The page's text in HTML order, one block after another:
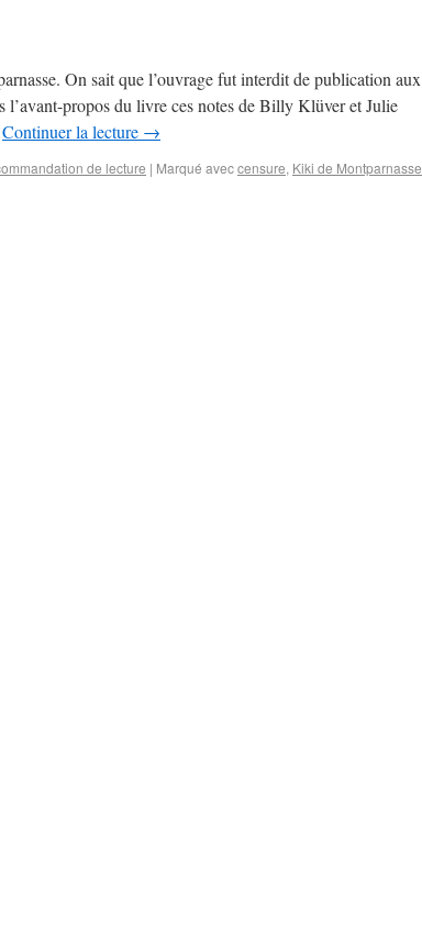
On sait que l’ouvrage fut interdit de publication aux
l’avant-propos du livre ces notes de Billy Klüver et Julie
Continuer la lecture →
de lecture | Marqué aveccensure, Kiki de Montparnasse